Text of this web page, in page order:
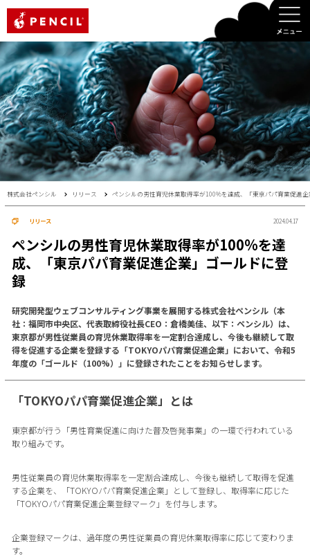
株式会社ペンシル リリース ペンシルの男性育児休業取得率が100%を達成、「東京パパ育業促進
リリース 2024.04.17
ペンシルの男性育児休業取得率が100%を達
成、「東京パパ育業促進企業」ゴールドに登
録
研究開発型ウェブコンサルティング事業を展開する株式会社ペンシル（本
社：福岡市中央区、代表取締役社長CEO：倉橋美佳、以下：ペンシル）は、
東京都が男性従業員の育児休業取得率を一定割合達成し、今後も継続して取
得を促進する企業を登録する「TOKYOパパ育業促進企業」において、令和5
年度の「ゴールド（100%）」に登録されたことをお知らせします。
「TOKYOパパ育業促進企業」とは
東京都が行う「男性育業促進に向けた普及啓発事業」の一環で行われている
取り組みです。
男性従業員の育児休業取得率を一定割合達成し、今後も継続して取得を促進
する企業を、「TOKYOパパ育業促進企業」として登録し、取得率に応じた
「TOKYOパパ育業促進企業登録マーク」を付与します。
企業登録マークは、過年度の男性従業員の育児休業取得率に応じて変わりま
す。